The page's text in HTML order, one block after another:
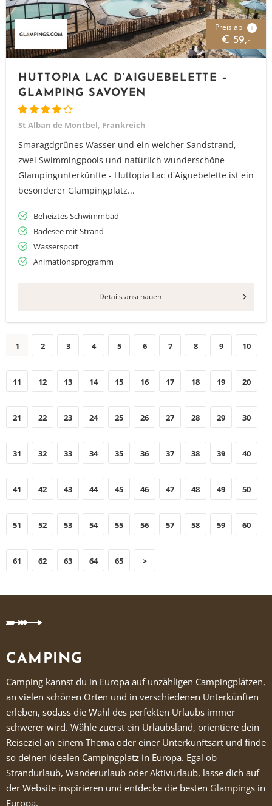
Preis ab i
€ 59,-
HUTTOPIA LAC D’AIGUEBELETTE –
GLAMPING SAVOYEN
St Alban de Montbel, Frankreich
Smaragdgrünes Wasser und ein weicher Sandstrand,
zwei Swimmingpools und natürlich wunderschöne
Glampingunterkünfte - Huttopia Lac d'Aiguebelette ist ein
besonderer Glampingplatz...
Beheiztes Schwimmbad
Badesee mit Strand
Wassersport
Animationsprogramm
Details anschauen
1 2 3 4 5 6 7 8 9 10
11 12 13 14 15 16 17 18 19 20
21 22 23 24 25 26 27 28 29 30
31 32 33 34 35 36 37 38 39 40
41 42 43 44 45 46 47 48 49 50
51 52 53 54 55 56 57 58 59 60
61 62 63 64 65 >
CAMPING
Camping kannst du in Europa auf unzähligen Campingplätzen,
an vielen schönen Orten und in verschiedenen Unterkünften
erleben, sodass die Wahl des perfekten Urlaubs immer
schwerer wird. Wähle zuerst ein Urlaubsland, orientiere dein
Reiseziel an einem Thema oder einer Unterkunftsart und finde
so deinen idealen Campingplatz in Europa. Egal ob
Strandurlaub, Wanderurlaub oder Aktivurlaub, lasse dich auf
der Website inspirieren und entdecke die besten Glampings in
Europa.